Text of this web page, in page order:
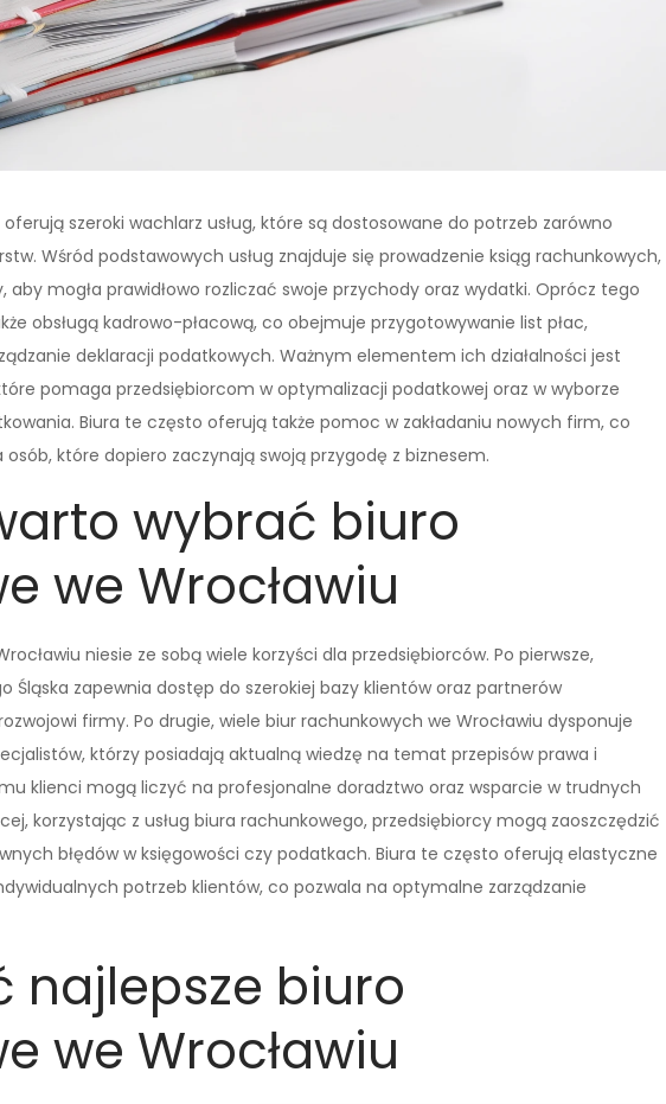
szeroki wachlarz usług, które są dostosowane do potrzeb zarówno
Wśród podstawowych usług znajduje się prowadzenie ksiąg rachunkowych,
mogła prawidłowo rozliczać swoje przychody oraz wydatki. Oprócz tego
obsługą kadrowo-płacową, co obejmuje przygotowywanie list płac,
deklaracji podatkowych. Ważnym elementem ich działalności jest
pomaga przedsiębiorcom w optymalizacji podatkowej oraz w wyborze
Biura te często oferują także pomoc w zakładaniu nowych firm, co
które dopiero zaczynają swoją przygodę z biznesem.
wybrać biuro
we Wrocławiu
niesie ze sobą wiele korzyści dla przedsiębiorców. Po pierwsze,
Śląska zapewnia dostęp do szerokiej bazy klientów oraz partnerów
firmy. Po drugie, wiele biur rachunkowych we Wrocławiu dysponuje
którzy posiadają aktualną wiedzę na temat przepisów prawa i
klienci mogą liczyć na profesjonalne doradztwo oraz wsparcie w trudnych
korzystając z usług biura rachunkowego, przedsiębiorcy mogą zaoszczędzić
błędów w księgowości czy podatkach. Biura te często oferują elastyczne
potrzeb klientów, co pozwala na optymalne zarządzanie
najlepsze biuro
we Wrocławiu